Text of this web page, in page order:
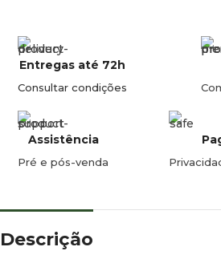
Entregas até 72h
Consultar condições
Assistência
Pré e pós-venda
Descrição